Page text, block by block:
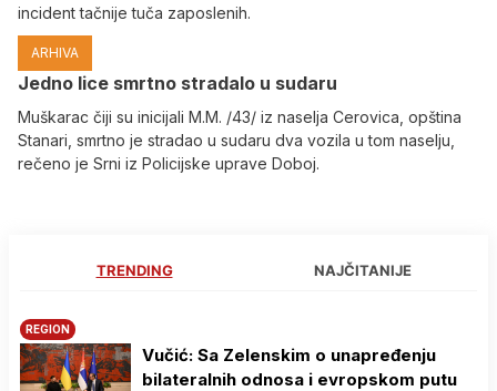
incident tačnije tuča zaposlenih.
ARHIVA
Јedno lice smrtno stradalo u sudaru
Muškarac čiji su inicijali M.M. /43/ iz naselja Cerovica, opština
Stanari, smrtno je stradao u sudaru dva vozila u tom naselju,
rečeno je Srni iz Policijske uprave Doboj.
TRENDING NAJČITANIJE
REGION
Vučić: Sa Zelenskim o unapređenju
bilateralnih odnosa i evropskom putu